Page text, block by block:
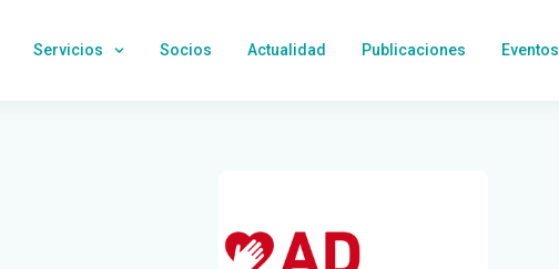
Servicios Socios Actualidad Publicaciones Eventos